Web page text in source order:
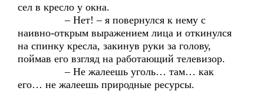
сел в кресло у окна.
– Нет! – я повернулся к нему с
наивно-открым выражением лица и откинулся
на спинку кресла, закинув руки за голову,
поймав его взгляд на работающий телевизор.
– Не жалеешь уголь… там… как
его… не жалеешь природные ресурсы.